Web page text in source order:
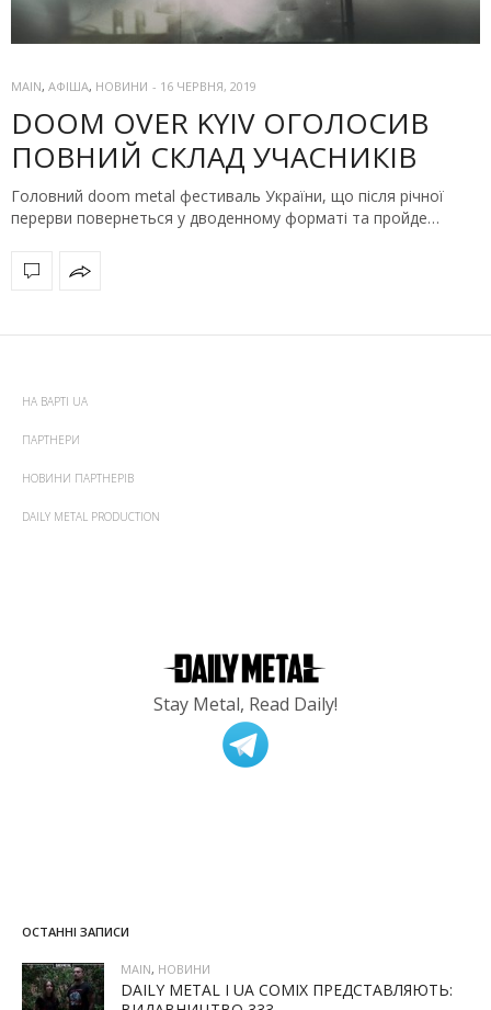
MAIN, АФІША, НОВИНИ - 16 ЧЕРВНЯ, 2019
DOOM OVER KYIV ОГОЛОСИВ
ПОВНИЙ СКЛАД УЧАСНИКІВ
Головний doom metal фестиваль України, що після річної
перерви повернеться у дводенному форматі та пройде…
НА ВАРТІ UA
ПАРТНЕРИ
НОВИНИ ПАРТНЕРІВ
DAILY METAL PRODUCTION
Stay Metal, Read Daily!
ОСТАННІ ЗАПИСИ
MAIN, НОВИНИ
DAILY METAL І UA COMIX ПРЕДСТАВЛЯЮТЬ: